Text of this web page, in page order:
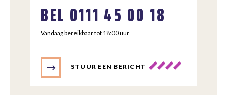
BEL 0111 45 00 18
Vandaag bereikbaar tot 18:00 uur
STUUR EEN BERICHT